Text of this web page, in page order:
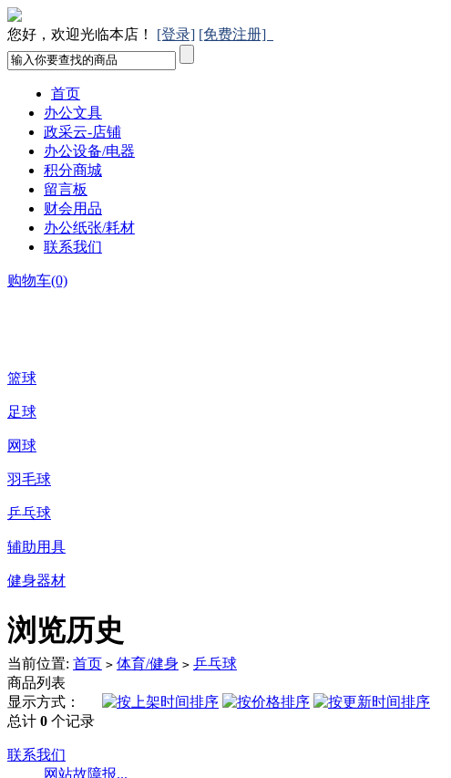
您好，欢迎光临本店！ [登录] [免费注册]
首页
办公文具
政采云-店铺
办公设备/电器
积分商城
留言板
财会用品
办公纸张/耗材
联系我们
购物车(0)
篮球
足球
网球
羽毛球
乒乓球
辅助用具
健身器材
浏览历史
当前位置: 首页 > 体育/健身 > 乒乓球
商品列表
显示方式：
总计 0 个记录
联系我们
网站故障报...